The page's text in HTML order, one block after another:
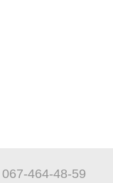
067-464-48-59